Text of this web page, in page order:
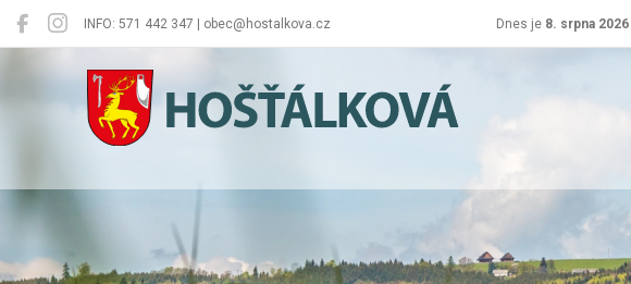
INFO: 571 442 347 | obec@hostalkova.cz Dnes je 8. srpna 2026
Hošťálková